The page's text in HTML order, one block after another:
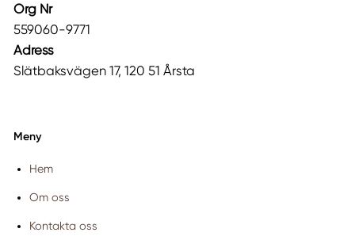
Org Nr
559060-9771
Adress
Slätbaksvägen 17, 120 51 Årsta
Meny
Hem
Om oss
Kontakta oss